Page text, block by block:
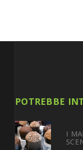
POTREBBE
I